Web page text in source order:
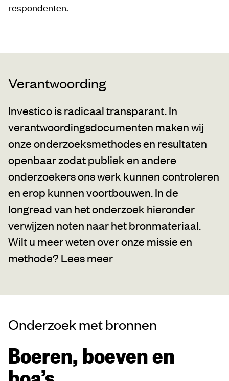
respondenten.
Verantwoording
Investico is radicaal transparant. In
verantwoordingsdocumenten maken wij
onze onderzoeksmethodes en resultaten
openbaar zodat publiek en andere
onderzoekers ons werk kunnen controleren
en erop kunnen voortbouwen. In de
longread van het onderzoek hieronder
verwijzen noten naar het bronmateriaal.
Wilt u meer weten over onze missie en
methode? Lees meer
Onderzoek met bronnen
Boeren, boeven en